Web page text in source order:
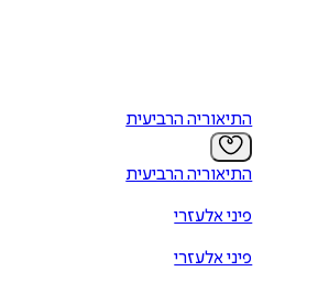
התיאוריה הרביעית
התיאוריה הרביעית
פיני אלעזרי
פיני אלעזרי